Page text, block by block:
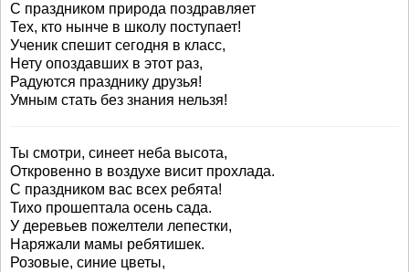
С праздником природа поздравляет
Тех, кто нынче в школу поступает!
Ученик спешит сегодня в класс,
Нету опоздавших в этот раз,
Радуются празднику друзья!
Умным стать без знания нельзя!
Ты смотри, синеет неба высота,
Откровенно в воздухе висит прохлада.
С праздником вас всех ребята!
Тихо прошептала осень сада.
У деревьев пожелтели лепестки,
Наряжали мамы ребятишек.
Розовые, синие цветы,